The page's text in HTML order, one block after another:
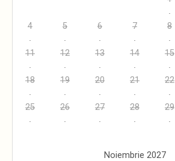
4 5 6 7 8
11 12 13 14 15
18 19 20 21 22
25 26 27 28 29
Noiembrie 2027